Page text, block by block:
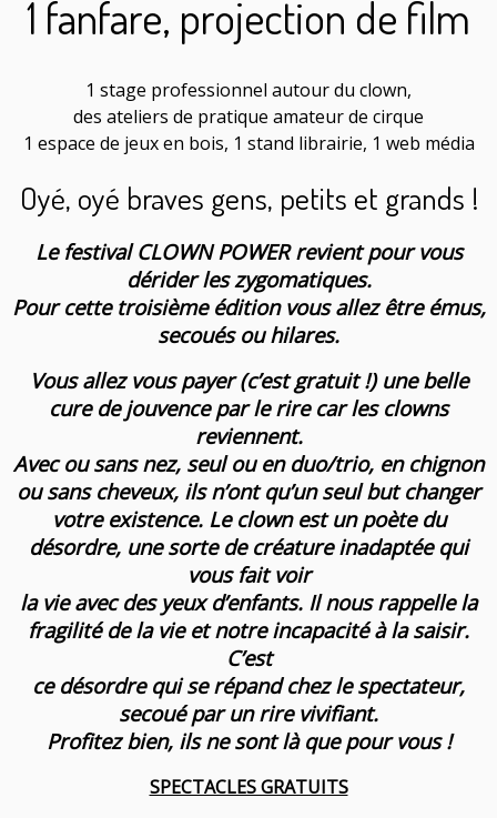
1 fanfare, projection de film
1 stage professionnel autour du clown,
des ateliers de pratique amateur de cirque
1 espace de jeux en bois, 1 stand librairie, 1 web média
Oyé, oyé braves gens, petits et grands !
Le festival CLOWN POWER revient pour vous
dérider les zygomatiques.
Pour cette troisième édition vous allez être émus,
secoués ou hilares.
Vous allez vous payer (c’est gratuit !) une belle
cure de jouvence par le rire car les clowns
reviennent.
Avec ou sans nez, seul ou en duo/trio, en chignon
ou sans cheveux, ils n’ont qu’un seul but changer
votre existence. Le clown est un poète du
désordre, une sorte de créature inadaptée qui
vous fait voir
la vie avec des yeux d’enfants. Il nous rappelle la
fragilité de la vie et notre incapacité à la saisir.
C’est
ce désordre qui se répand chez le spectateur,
secoué par un rire vivifiant.
Profitez bien, ils ne sont là que pour vous !
SPECTACLES GRATUITS